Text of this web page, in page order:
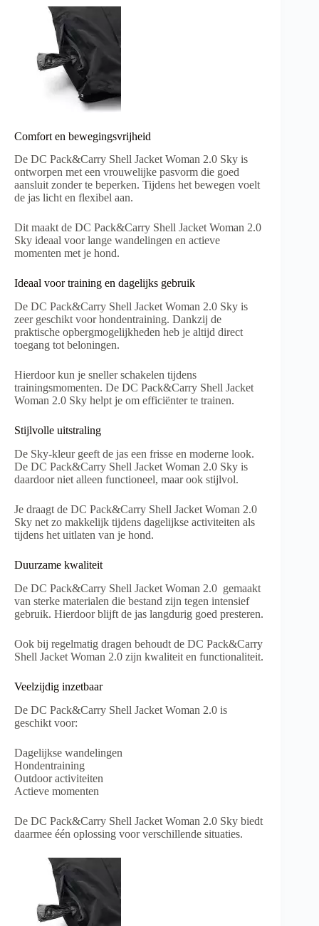
Comfort en bewegingsvrijheid
De DC Pack&Carry Shell Jacket Woman 2.0 Sky is
ontworpen met een vrouwelijke pasvorm die goed
aansluit zonder te beperken. Tijdens het bewegen voelt
de jas licht en flexibel aan.
Dit maakt de DC Pack&Carry Shell Jacket Woman 2.0
Sky ideaal voor lange wandelingen en actieve
momenten met je hond.
Ideaal voor training en dagelijks gebruik
De DC Pack&Carry Shell Jacket Woman 2.0 Sky is
zeer geschikt voor hondentraining. Dankzij de
praktische opbergmogelijkheden heb je altijd direct
toegang tot beloningen.
Hierdoor kun je sneller schakelen tijdens
trainingsmomenten. De DC Pack&Carry Shell Jacket
Woman 2.0 Sky helpt je om efficiënter te trainen.
Stijlvolle uitstraling
De Sky-kleur geeft de jas een frisse en moderne look.
De DC Pack&Carry Shell Jacket Woman 2.0 Sky is
daardoor niet alleen functioneel, maar ook stijlvol.
Je draagt de DC Pack&Carry Shell Jacket Woman 2.0
Sky net zo makkelijk tijdens dagelijkse activiteiten als
tijdens het uitlaten van je hond.
Duurzame kwaliteit
De DC Pack&Carry Shell Jacket Woman 2.0 gemaakt
van sterke materialen die bestand zijn tegen intensief
gebruik. Hierdoor blijft de jas langdurig goed presteren.
Ook bij regelmatig dragen behoudt de DC Pack&Carry
Shell Jacket Woman 2.0 zijn kwaliteit en functionaliteit.
Veelzijdig inzetbaar
De DC Pack&Carry Shell Jacket Woman 2.0 is
geschikt voor:
Dagelijkse wandelingen
Hondentraining
Outdoor activiteiten
Actieve momenten
De DC Pack&Carry Shell Jacket Woman 2.0 Sky biedt
daarmee één oplossing voor verschillende situaties.